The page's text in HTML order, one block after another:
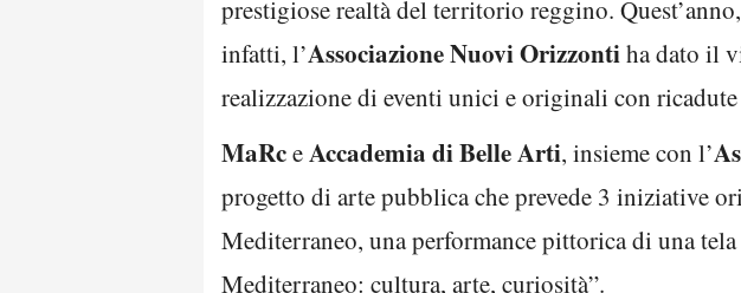
prestigiose realtà del territorio reggino.
infatti, l’Associazione Nuovi Orizzontiha dato il
realizzazione di eventi unici e originali con
MaRceAccademia di Belle Arti, insieme con l’
progetto di arte pubblica che prevede 3 iniziative
Mediterraneo, una performance pittorica di una
Mediterraneo: cultura, arte, curiosità”.